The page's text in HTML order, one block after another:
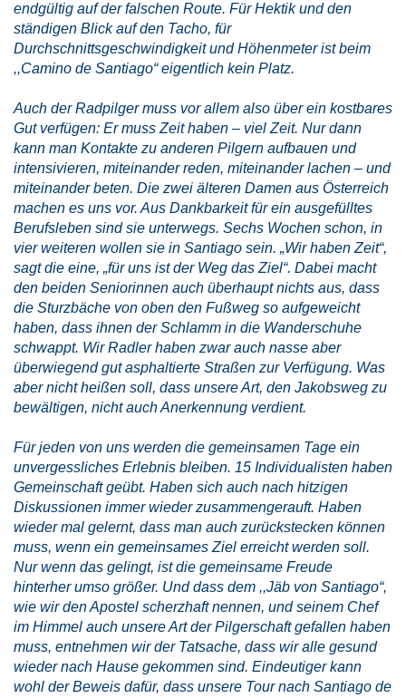
endgültig auf der falschen Route. Für Hektik und den
ständigen Blick auf den Tacho, für
Durchschnittsgeschwindigkeit und Höhenmeter ist beim
,,Camino de Santiago“ eigentlich kein Platz.
Auch der Radpilger muss vor allem also über ein kostbares
Gut verfügen: Er muss Zeit haben – viel Zeit. Nur dann
kann man Kontakte zu anderen Pilgern aufbauen und
intensivieren, miteinander reden, miteinander lachen – und
miteinander beten. Die zwei älteren Damen aus Österreich
machen es uns vor. Aus Dankbarkeit für ein ausgefülltes
Berufsleben sind sie unterwegs. Sechs Wochen schon, in
vier weiteren wollen sie in Santiago sein. „Wir haben Zeit“,
sagt die eine, „für uns ist der Weg das Ziel“. Dabei macht
den beiden Seniorinnen auch überhaupt nichts aus, dass
die Sturzbäche von oben den Fußweg so aufgeweicht
haben, dass ihnen der Schlamm in die Wanderschuhe
schwappt. Wir Radler haben zwar auch nasse aber
überwiegend gut asphaltierte Straßen zur Verfügung. Was
aber nicht heißen soll, dass unsere Art, den Jakobsweg zu
bewältigen, nicht auch Anerkennung verdient.
Für jeden von uns werden die gemeinsamen Tage ein
unvergessliches Erlebnis bleiben. 15 Individualisten haben
Gemeinschaft geübt. Haben sich auch nach hitzigen
Diskussionen immer wieder zusammengerauft. Haben
wieder mal gelernt, dass man auch zurückstecken können
muss, wenn ein gemeinsames Ziel erreicht werden soll.
Nur wenn das gelingt, ist die gemeinsame Freude
hinterher umso größer. Und dass dem ,,Jäb von Santiago“,
wie wir den Apostel scherzhaft nennen, und seinem Chef
im Himmel auch unsere Art der Pilgerschaft gefallen haben
muss, entnehmen wir der Tatsache, dass wir alle gesund
wieder nach Hause gekommen sind. Eindeutiger kann
wohl der Beweis dafür, dass unsere Tour nach Santiago de